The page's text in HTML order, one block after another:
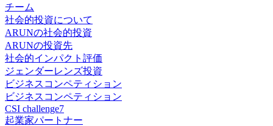
チーム
社会的投資について
ARUNの社会的投資
ARUNの投資先
社会的インパクト評価
ジェンダーレンズ投資
ビジネスコンペティション
ビジネスコンペティション
CSI challenge7
起業家パートナー